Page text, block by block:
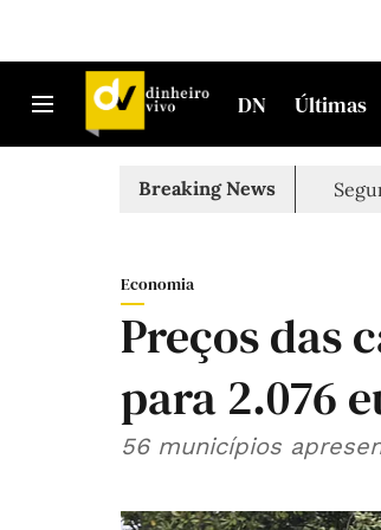
DN Últimas
Breaking News
Economia
Preços das
para 2.076
56 municípios